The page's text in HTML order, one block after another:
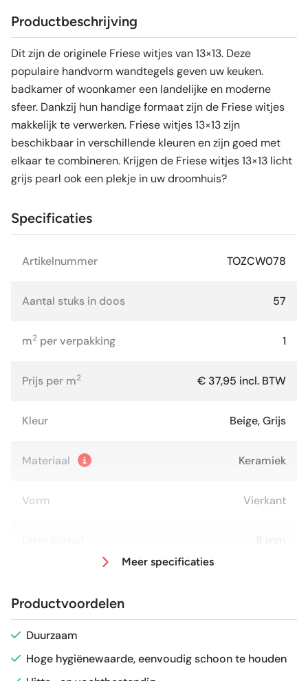
Productbeschrijving
Dit zijn de originele Friese witjes van 13×13. Deze
populaire handvorm wandtegels geven uw keuken.
badkamer of woonkamer een landelijke en moderne
sfeer. Dankzij hun handige formaat zijn de Friese witjes
makkelijk te verwerken. Friese witjes 13×13 zijn
beschikbaar in verschillende kleuren en zijn goed met
elkaar te combineren. Krijgen de Friese witjes 13×13 licht
grijs pearl ook een plekje in uw droomhuis?
Specificaties
Artikelnummer TOZCW078
Aantal stuks in doos 57
m2 per verpakking 1
Prijs per m2 € 37,95 incl. BTW
Kleur Beige, Grijs
Materiaal Keramiek
Vorm Vierkant
Glans / Mat Glans
Gerectificeerd Nee
Meer specificaties
Productvoordelen
Duurzaam
Hoge hygiënewaarde, eenvoudig schoon te houden